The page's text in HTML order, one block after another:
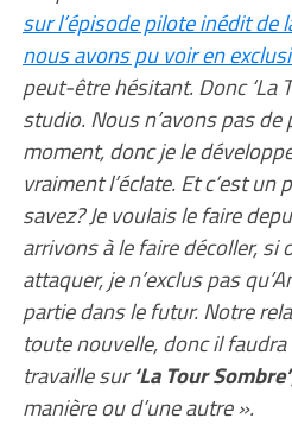
sur l’épisode pilote inédit de
nous avons pu voir en
peut-être hésitant. Donc ‘La
studio. Nous n’avons pas
moment, donc je le
vraiment l’éclate. Et c’est un
savez? Je voulais le faire
arrivons à le faire décoller, si
attaquer, je n’exclus pas
partie dans le futur. Notre
toute nouvelle, donc il
travaille sur‘La Tour Sombre’
manière ou d’une autre ».